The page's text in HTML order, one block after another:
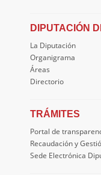
DIPUTACIÓN
La Diputación
Organigrama
Áreas
Directorio
TRÁMITES
Portal de
Recaudación y
Sede Electrónica